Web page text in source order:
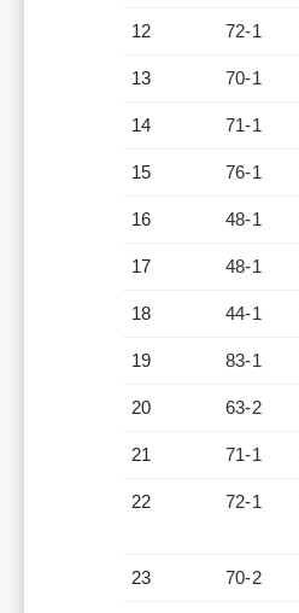
12 72-1
13 70-1
14 71-1
15 76-1
16 48-1
17 48-1
18 44-1
19 83-1
20 63-2
21 71-1
22 72-1
23 70-2